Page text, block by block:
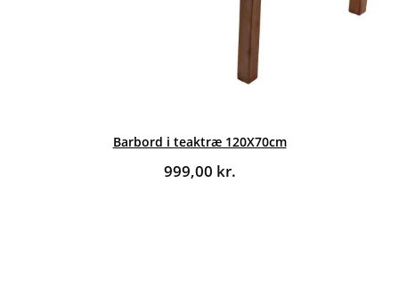
Barbord i teaktræ 120X70cm
999,00 kr.